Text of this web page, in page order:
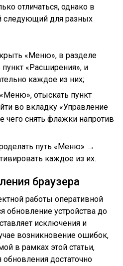
отличаться, однако в
следующий для разных
«Меню», в разделе
«Расширения», и
каждое из них;
отыскать пункт
во вкладку «Управление
чего снять флажки напротив
путь «Меню» →
каждое из их.
браузера
работы оперативной
обновление устройства до
исключения и
возникновение ошибок,
в рамках этой статьи,
обновления достаточно